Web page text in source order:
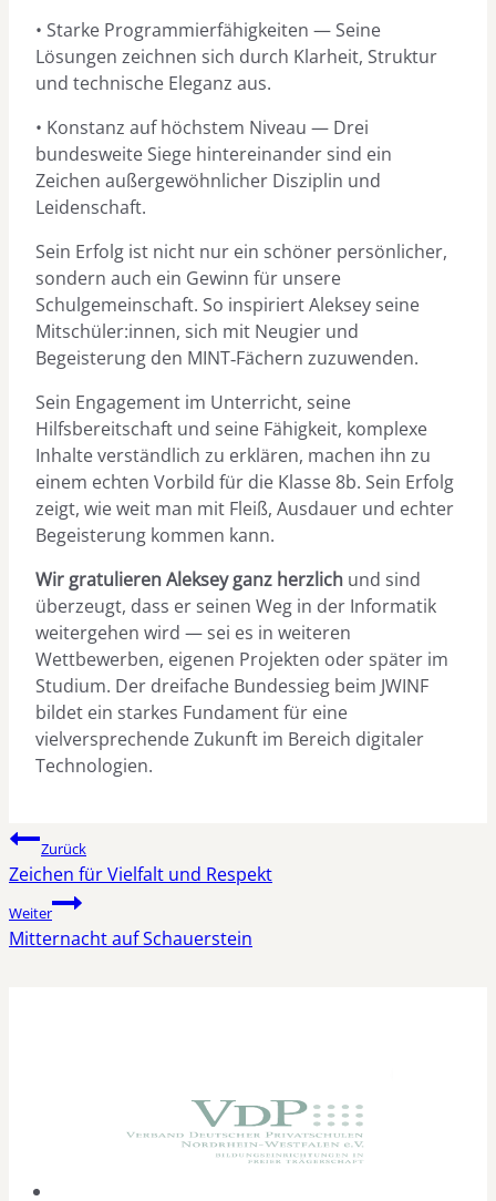
• Starke Programmierfähigkeiten — Seine
Lösungen zeichnen sich durch Klarheit, Struktur
und technische Eleganz aus.
• Konstanz auf höchstem Niveau — Drei
bundesweite Siege hintereinander sind ein
Zeichen außergewöhnlicher Disziplin und
Leidenschaft.
Sein Erfolg ist nicht nur ein schöner persönlicher,
sondern auch ein Gewinn für unsere
Schulgemeinschaft. So inspiriert Aleksey seine
Mitschüler:innen, sich mit Neugier und
Begeisterung den MINT‑Fächern zuzuwenden.
Sein Engagement im Unterricht, seine
Hilfsbereitschaft und seine Fähigkeit, komplexe
Inhalte verständlich zu erklären, machen ihn zu
einem echten Vorbild für die Klasse 8b. Sein Erfolg
zeigt, wie weit man mit Fleiß, Ausdauer und echter
Begeisterung kommen kann.
Wir gratulieren Aleksey ganz herzlich und sind
überzeugt, dass er seinen Weg in der Informatik
weitergehen wird — sei es in weiteren
Wettbewerben, eigenen Projekten oder später im
Studium. Der dreifache Bundessieg beim JWINF
bildet ein starkes Fundament für eine
vielversprechende Zukunft im Bereich digitaler
Technologien.
Beitragsnavigation
Zurück
Zeichen für Vielfalt und Respekt
Weiter
Mitternacht auf Schauerstein